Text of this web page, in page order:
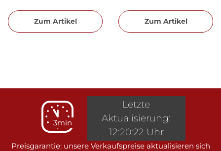
Zum Artikel Zum Artikel
3min
Preisgarantie: unsere Verkaufspreise aktualisieren sich
Letzte
Aktualisierung:
12:20:22 Uhr